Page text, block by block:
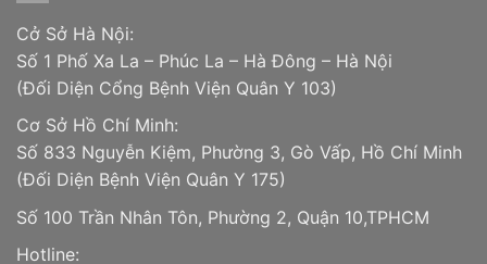
Cở Sở Hà Nội:
Số 1 Phố Xa La – Phúc La – Hà Đông – Hà Nội
(Đối Diện Cổng Bệnh Viện Quân Y 103)
Cơ Sở Hồ Chí Minh:
Số 833 Nguyễn Kiệm, Phường 3, Gò Vấp, Hồ Chí Minh
(Đối Diện Bệnh Viện Quân Y 175)
Số 100 Trần Nhân Tôn, Phường 2, Quận 10,TPHCM
Hotline: